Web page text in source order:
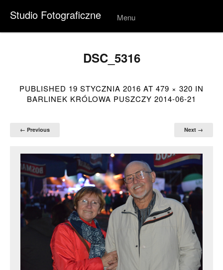
Studio Fotograficzne Menu
Skip to
DSC_5316
PUBLISHED 19 STYCZNIA 2016 AT 479 × 320 IN
BARLINEK KRÓLOWA PUSZCZY 2014-06-21
← Previous Next →